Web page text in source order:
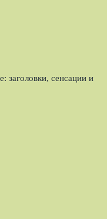
заголовки, сенсации и